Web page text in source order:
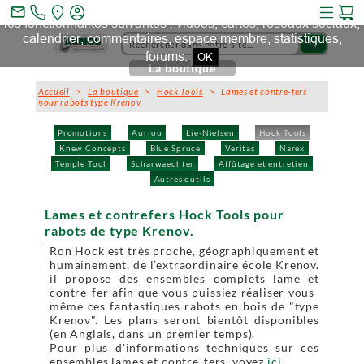
search
Promotions Auriou Lie-Nielsen
Hock Tools
Knew Concepts
Blue Spruce Veritas
Narex
Temple Tool
Scharwaechter
Affûtage et entretien
Autres outils
La boutique
Accueil >La boutique >Hock Tools > Lames et contre-fers
pour rabots type Krenov
Lames et contrefers Hock Tools pour
rabots de type Krenov.
Ron Hock est très proche, géographiquement et
humainement, de l’extraordinaire école Krenov.
il propose des ensembles complets lame et
contre-fer afin que vous puissiez réaliser vous-
même ces fantastiques rabots en bois de "type
Krenov". Les plans seront bientôt disponibles
(en Anglais, dans un premier temps).
Pour plus d'informations techniques sur ces
ensembles lames et contre-fers, voyez ici.
mail_outline
Ce site et des sites tiers qu'il utilise collectent des cookies pour
les fonctionnalités suivantes : vidéos, cartes, réseaux sociaux,
calendrier, commentaires, espace membre, statistiques,
forums. OK